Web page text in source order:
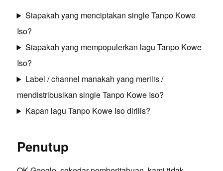
Siapakah yang menciptakan single Tanpo Kowe
Iso?
Siapakah yang mempopulerkan lagu Tanpo Kowe
Iso?
Label / channel manakah yang merilis /
mendistribusikan single Tanpo Kowe Iso?
Kapan lagu Tanpo Kowe Iso dirilis?
Penutup